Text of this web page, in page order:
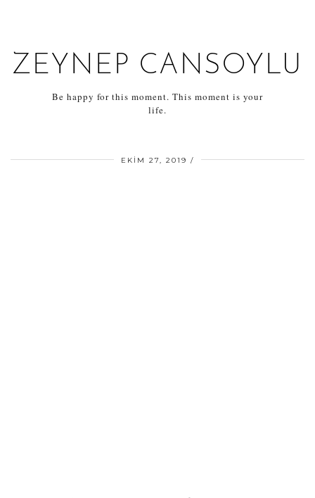
ZEYNEP CANSOYLU
Be happy for this moment. This moment is your
life.
EKIM 27, 2019